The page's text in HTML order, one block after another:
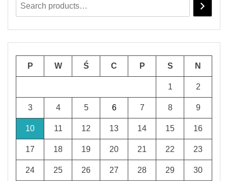
P W Ś C P S N
1 2
3 4 5 6 7 8 9
10 11 12 13 14 15 16
17 18 19 20 21 22 23
24 25 26 27 28 29 30